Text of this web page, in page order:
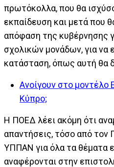
πρωτόκολλα, που θα
εκπαίδευση και μετά που
απόφαση της κυβέρνησης
σχολικών μονάδων, για να
κατάσταση, όπως αυτή θα
Ανοίγουν στο μοντέλο
Κύπρο;
Η ΠΟΕΔ λέει ακόμη ότι
απαντήσεις, τόσο από τον
ΥΠΠΑΝ για όλα τα θέματα
αναφέρονται στην